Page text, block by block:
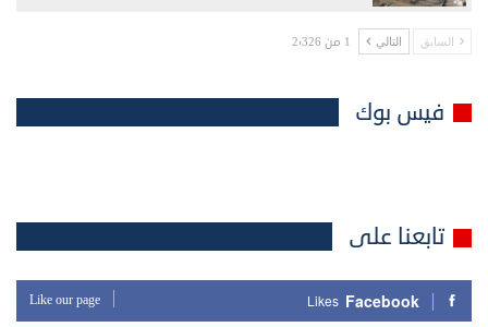
السابق التالي 1 من 2٬326
فيس بوك
تابعنا على
Facebook
Likes
Like our page